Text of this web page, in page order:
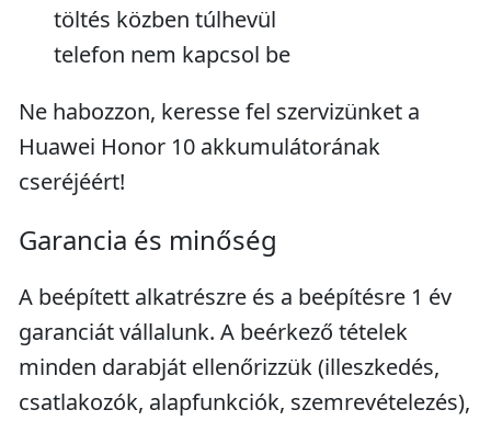
töltés közben túlhevül
telefon nem kapcsol be
Ne habozzon, keresse fel szervizünket a
Huawei Honor 10 akkumulátorának
cseréjéért!
Garancia és minőség
A beépített alkatrészre és a beépítésre 1 év
garanciát vállalunk. A beérkező tételek
minden darabját ellenőrizzük (illeszkedés,
csatlakozók, alapfunkciók, szemrevételezés),